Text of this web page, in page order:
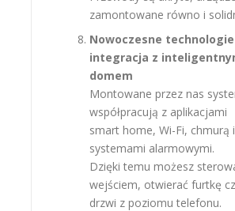
zamontowane równo i
Nowoczesne
integracja z
domem
Montowane przez nas
współpracują z aplikacjami
smart home, Wi-Fi, chmurą i
systemami alarmowymi.
Dzięki temu możesz
wejściem, otwierać furtkę
drzwi z poziomu telefonu.